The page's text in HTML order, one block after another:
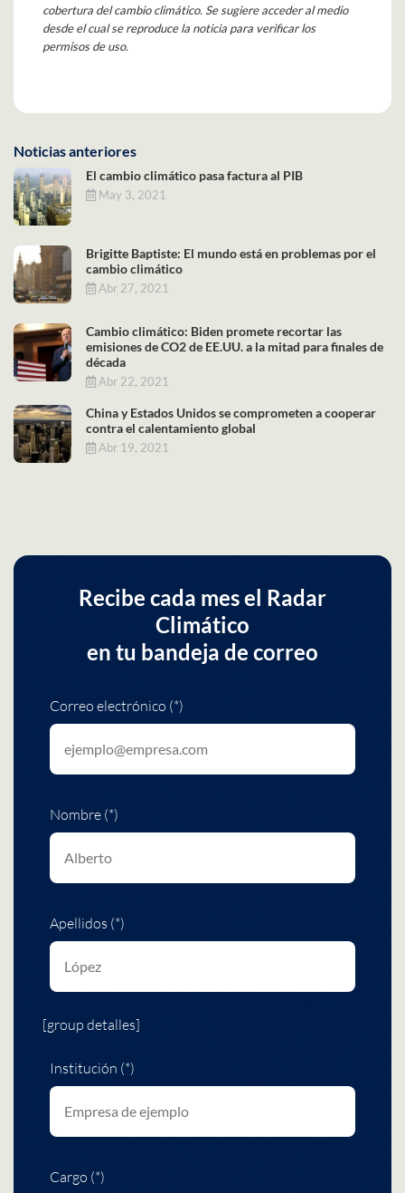
cobertura del cambio climático. Se sugiere acceder al medio
desde el cual se reproduce la noticia para verificar los
permisos de uso.
Noticias anteriores
El cambio climático pasa factura al PIB
May 3, 2021
Brigitte Baptiste: El mundo está en problemas por el
cambio climático
Abr 27, 2021
Cambio climático: Biden promete recortar las
emisiones de CO2 de EE.UU. a la mitad para finales de
década
Abr 22, 2021
China y Estados Unidos se comprometen a cooperar
contra el calentamiento global
Abr 19, 2021
Recibe cada mes el Radar
Climático
en tu bandeja de correo
Correo electrónico (*)
Nombre (*)
Apellidos (*)
[group detalles]
Institución (*)
Cargo (*)